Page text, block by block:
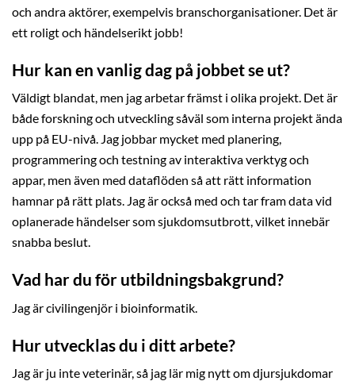
och andra aktörer, exempelvis branschorganisationer. Det är
ett roligt och händelserikt jobb!
Hur kan en vanlig dag på jobbet se ut?
Väldigt blandat, men jag arbetar främst i olika projekt. Det är
både forskning och utveckling såväl som interna projekt ända
upp på EU-nivå. Jag jobbar mycket med planering,
programmering och testning av interaktiva verktyg och
appar, men även med dataflöden så att rätt information
hamnar på rätt plats. Jag är också med och tar fram data vid
oplanerade händelser som sjukdomsutbrott, vilket innebär
snabba beslut.
Vad har du för utbildningsbakgrund?
Jag är civilingenjör i bioinformatik.
Hur utvecklas du i ditt arbete?
Jag är ju inte veterinär, så jag lär mig nytt om djursjukdomar